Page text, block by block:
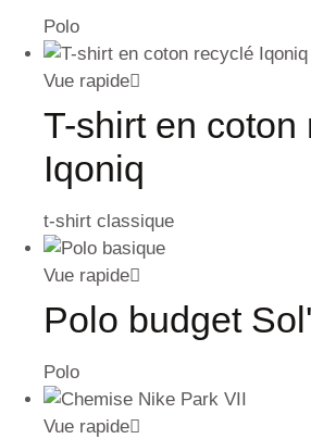
Polo
Vue rapide
T-shirt en coton
Iqoniq
t-shirt classique
Vue rapide
Polo budget
Polo
Vue rapide